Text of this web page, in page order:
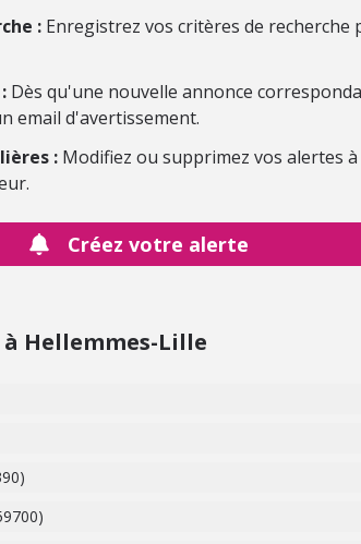
: Enregistrez vos critères de recherche
Dès qu'une nouvelle annonce
email d'avertissement.
: Modifiez ou supprimez vos alertes
Créez votre alerte
Hellemmes-Lille